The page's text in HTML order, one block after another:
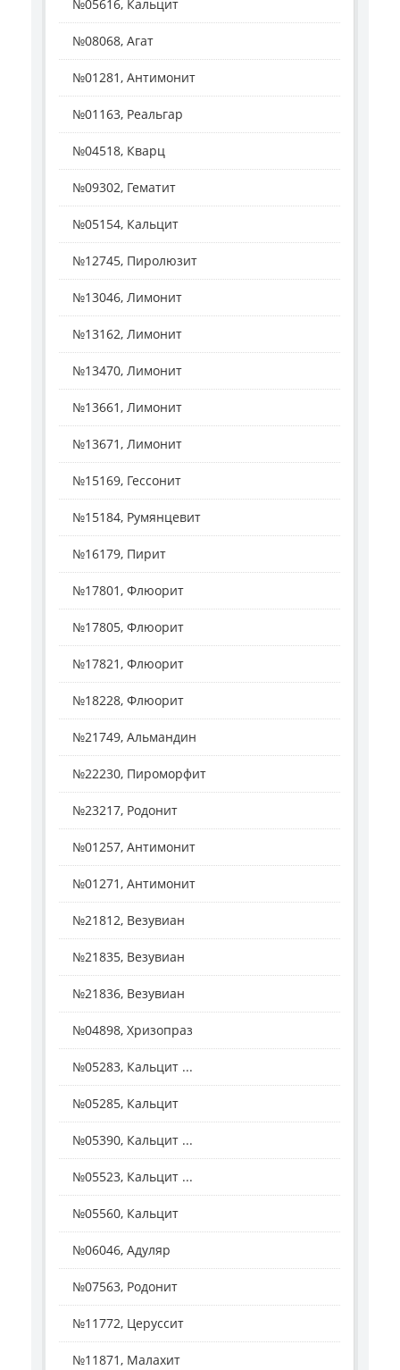
№05616, Кальцит
№08068, Агат
№01281, Антимонит
№01163, Реальгар
№04518, Кварц
№09302, Гематит
№05154, Кальцит
№12745, Пиролюзит
№13046, Лимонит
№13162, Лимонит
№13470, Лимонит
№13661, Лимонит
№13671, Лимонит
№15169, Гессонит
№15184, Румянцевит
№16179, Пирит
№17801, Флюорит
№17805, Флюорит
№17821, Флюорит
№18228, Флюорит
№21749, Альмандин
№22230, Пироморфит
№23217, Родонит
№01257, Антимонит
№01271, Антимонит
№21812, Везувиан
№21835, Везувиан
№21836, Везувиан
№04898, Хризопраз
№05283, Кальцит ...
№05285, Кальцит
№05390, Кальцит ...
№05523, Кальцит ...
№05560, Кальцит
№06046, Адуляр
№07563, Родонит
№11772, Церуссит
№11871, Малахит